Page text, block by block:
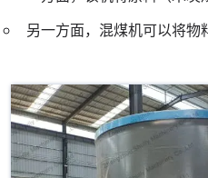
另一方面，混煤机可以将物